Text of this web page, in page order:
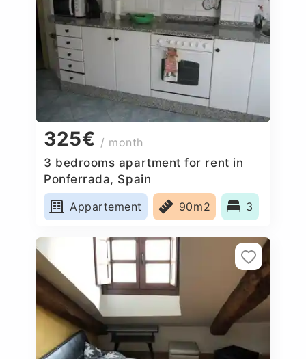
325€ / month
3 bedrooms apartment for rent in
Ponferrada, Spain
Appartement
90m2 3